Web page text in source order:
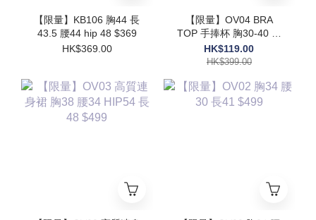
【限量】KB106 胸44 長
43.5 腰44 hip 48 $369
HK$369.00
【限量】OV04 BRA
TOP 手捧杯 胸30-40 長
17.5$399
HK$119.00
HK$399.00